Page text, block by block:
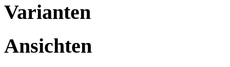
Varianten
Ansichten